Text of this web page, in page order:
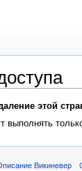
этой
выполнять
Викиневер